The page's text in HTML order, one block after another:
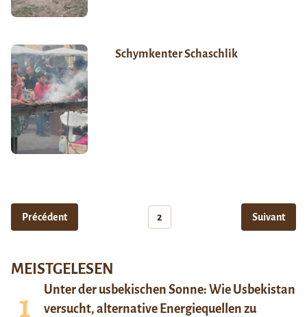
Schymkenter Schaschlik
Précédent 2 Suivant
MEISTGELESEN
Unter der usbekischen Sonne: Wie Usbekistan
versucht, alternative Energiequellen zu